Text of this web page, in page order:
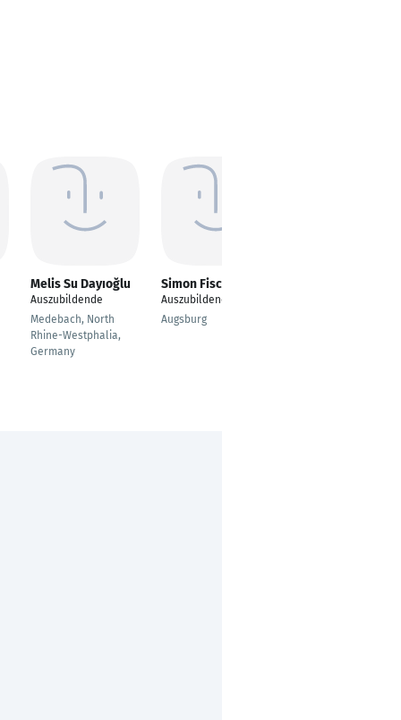
Melis Su Dayıoğlu
Auszubildende
Medebach, North
Rhine-Westphalia,
Germany
Simon Fischer
Auszubildender
Augsburg